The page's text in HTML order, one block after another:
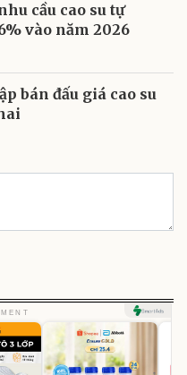
cầu cao su tự
vào năm 2026
bán đấu giá cao su